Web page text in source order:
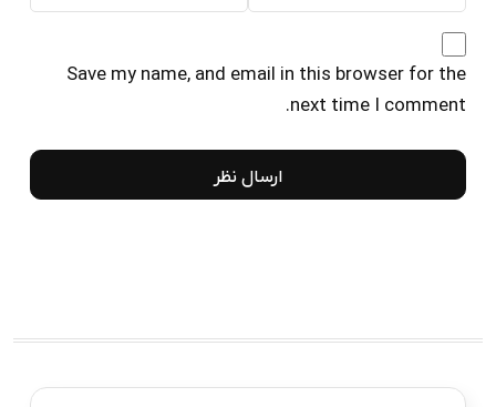
Save my name, and email in this browser for the
next time I comment.